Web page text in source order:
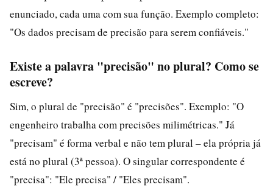
enunciado, cada uma com sua função. Exemplo completo:
"Os dados precisam de precisão para serem confiáveis."
Existe a palavra "precisão" no plural? Como se
escreve?
Sim, o plural de "precisão" é "precisões". Exemplo: "O
engenheiro trabalha com precisões milimétricas." Já
"precisam" é forma verbal e não tem plural – ela própria já
está no plural (3ª pessoa). O singular correspondente é
"precisa": "Ele precisa" / "Eles precisam".